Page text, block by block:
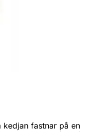
kedjan fastnar på en